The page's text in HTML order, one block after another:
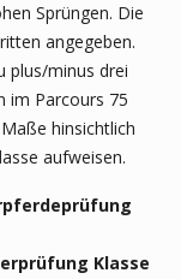
Sprüngen. Die
angegeben.
plus/minus drei
im Parcours 75
hinsichtlich
aufweisen.
Klasse